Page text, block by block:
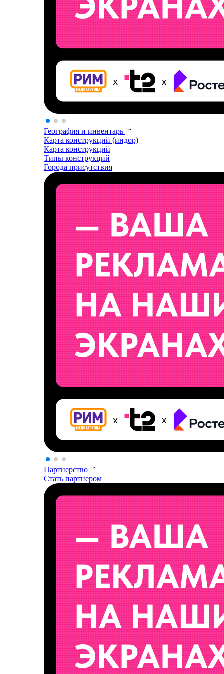
География и инвентарь
Карта конструкций (индор)
Карта конструкций
Типы конструкций
Города присутствия
Партнерство
Стать партнером